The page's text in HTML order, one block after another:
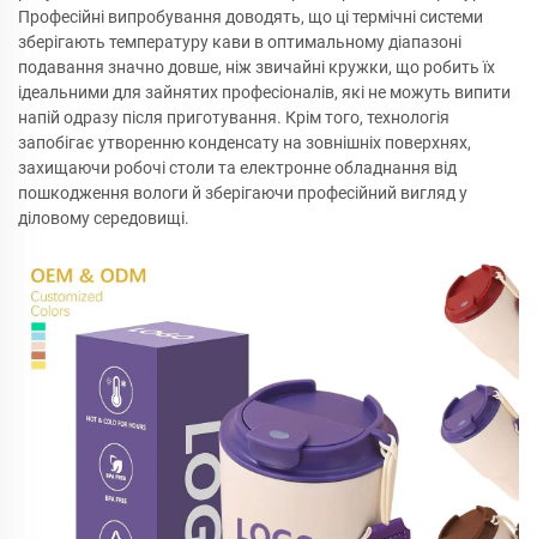
Професійні випробування доводять, що ці термічні системи
зберігають температуру кави в оптимальному діапазоні
подавання значно довше, ніж звичайні кружки, що робить їх
ідеальними для зайнятих професіоналів, які не можуть випити
напій одразу після приготування. Крім того, технологія
запобігає утворенню конденсату на зовнішніх поверхнях,
захищаючи робочі столи та електронне обладнання від
пошкодження вологи й зберігаючи професійний вигляд у
діловому середовищі.